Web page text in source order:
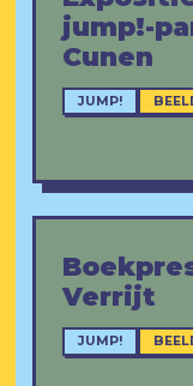
JUMP!
jump!-
Cunen
JUMP!
Verrijt